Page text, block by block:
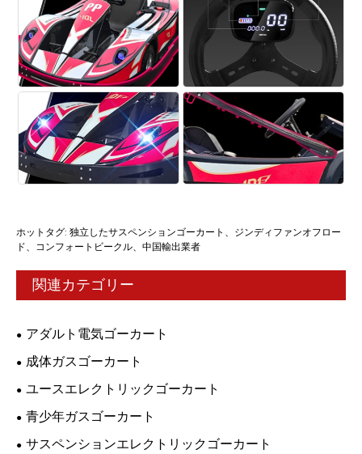
ホットタグ: 独立したサスペンションゴーカート、ジンディファンオフロー
ド、コンフォートビークル、中国輸出業者
関連カテゴリー
アダルト電気ゴーカート
成体ガスゴーカート
ユースエレクトリックゴーカート
青少年ガスゴーカート
サスペンションエレクトリックゴーカート